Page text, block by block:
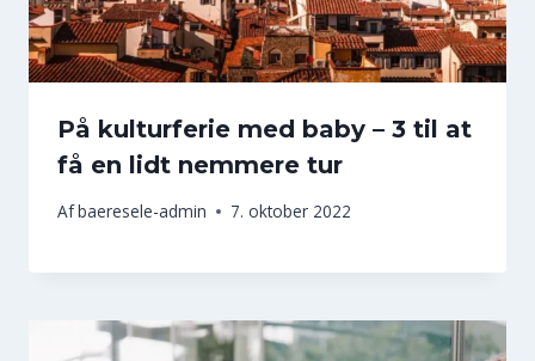
På kulturferie med baby – 3 til at
få en lidt nemmere tur
Afbaeresele-admin 7. oktober 2022